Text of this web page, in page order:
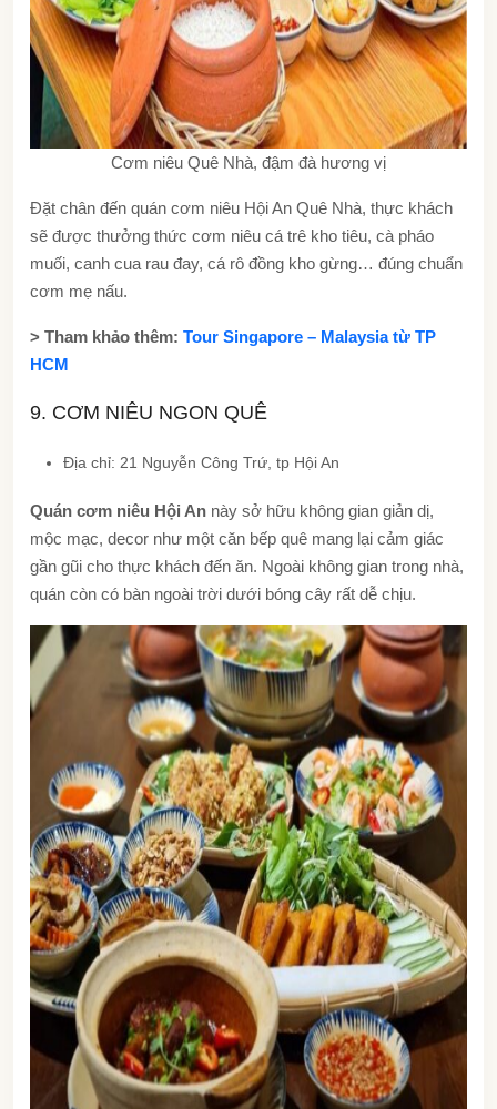
Cơm niêu Quê Nhà, đậm đà hương vị
Đặt chân đến quán cơm niêu Hội An Quê Nhà, thực khách
sẽ được thưởng thức cơm niêu cá trê kho tiêu, cà pháo
muối, canh cua rau đay, cá rô đồng kho gừng… đúng chuẩn
cơm mẹ nấu.
> Tham khảo thêm: Tour Singapore – Malaysia từ TP
HCM
9. CƠM NIÊU NGON QUÊ
Địa chỉ: 21 Nguyễn Công Trứ, tp Hội An
Quán cơm niêu Hội An này sở hữu không gian giản dị,
mộc mạc, decor như một căn bếp quê mang lại cảm giác
gần gũi cho thực khách đến ăn. Ngoài không gian trong nhà,
quán còn có bàn ngoài trời dưới bóng cây rất dễ chịu.